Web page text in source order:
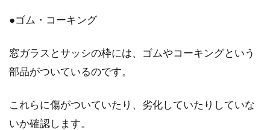
「防犯対策」をする場所と聞いて、思い浮かぶ
●ゴム・コーキング
窓ガラスとサッシの枠には、ゴムやコーキングという
部品がついているのです。
これらに傷がついていたり、劣化していたりしていな
いか確認します。